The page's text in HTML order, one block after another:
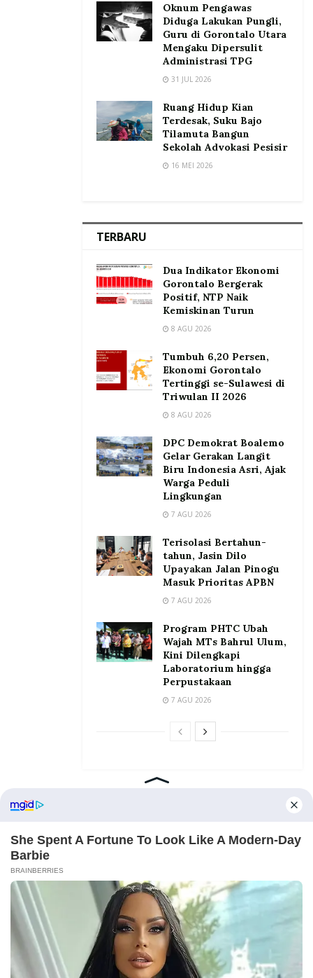
Oknum Pengawas
Diduga Lakukan Pungli,
Guru di Gorontalo Utara
Mengaku Dipersulit
Administrasi TPG
31 JUL 2026
Ruang Hidup Kian
Terdesak, Suku Bajo
Tilamuta Bangun
Sekolah Advokasi Pesisir
16 MEI 2026
TERBARU
Dua Indikator Ekonomi
Gorontalo Bergerak
Positif, NTP Naik
Kemiskinan Turun
8 AGU 2026
Tumbuh 6,20 Persen,
Ekonomi Gorontalo
Tertinggi se-Sulawesi di
Triwulan II 2026
8 AGU 2026
DPC Demokrat Boalemo
Gelar Gerakan Langit
Biru Indonesia Asri, Ajak
Warga Peduli
Lingkungan
7 AGU 2026
Terisolasi Bertahun-
tahun, Jasin Dilo
Upayakan Jalan Pinogu
Masuk Prioritas APBN
7 AGU 2026
Program PHTC Ubah
Wajah MTs Bahrul Ulum,
Kini Dilengkapi
Laboratorium hingga
Perpustakaan
7 AGU 2026
Home Tentang Kontak Redaksi Pedoman Media Siber
©2026 Prosesnews.id. All Rights Reserved.